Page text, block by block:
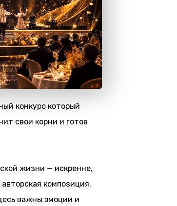
конкурс который
свои корни и готов
жизни — искренне,
композиция,
важны эмоции и